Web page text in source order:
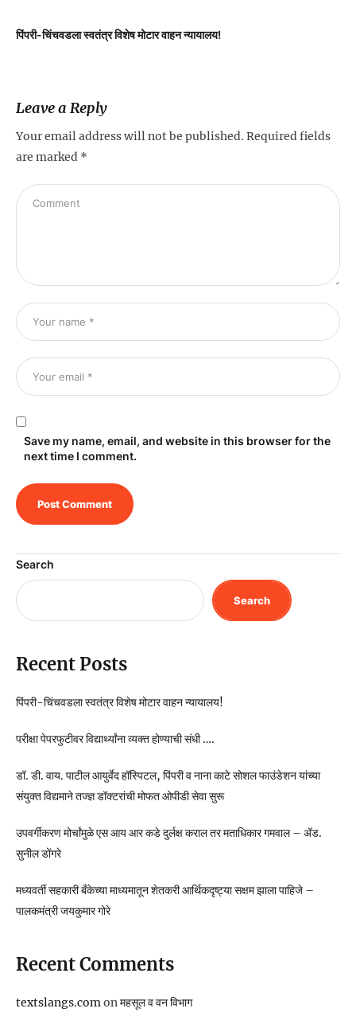
पिंपरी-चिंचवडला स्वतंत्र विशेष मोटार वाहन न्यायालय!
Leave a Reply
Your email address will not be published. Required fields
are marked *
Save my name, email, and website in this browser for the
next time I comment.
Search
Search
Recent Posts
पिंपरी-चिंचवडला स्वतंत्र विशेष मोटार वाहन न्यायालय!
परीक्षा पेपरफुटीवर विद्यार्थ्यांना व्यक्त होण्याची संधी ….
डॉ. डी. वाय. पाटील आयुर्वेद हॉस्पिटल, पिंपरी व नाना काटे सोशल फाउंडेशन यांच्या
संयुक्त विद्यमाने तज्ज्ञ डॉक्टरांची मोफत ओपीडी सेवा सुरू
उपवर्गीकरण मोर्चांमुळे एस आय आर कडे दुर्लक्ष कराल तर मताधिकार गमवाल – ॲड.
सुनील डोंगरे
मध्यवर्ती सहकारी बँकेच्या माध्यमातून शेतकरी आर्थिकदृष्ट्या सक्षम झाला पाहिजे –
पालकमंत्री जयकुमार गोरे
Recent Comments
textslangs.comonमहसूल व वन विभाग